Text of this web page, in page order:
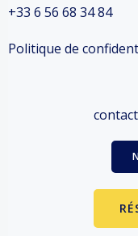
+33 6 56 68 34 84
Politique de